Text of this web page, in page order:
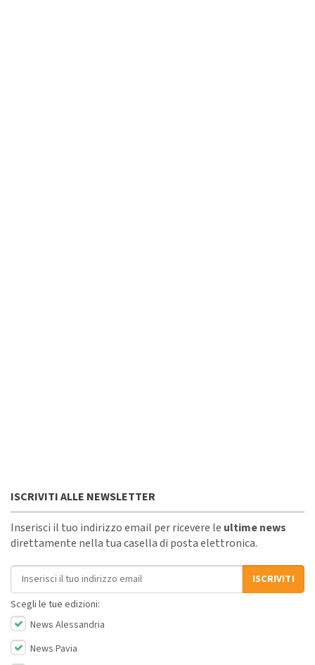
ISCRIVITI ALLE NEWSLETTER
Inserisci il tuo indirizzo email per ricevere le ultime news
direttamente nella tua casella di posta elettronica.
Indirizzo email
ISCRIVITI
Scegli le tue edizioni:
News Alessandria
News Pavia